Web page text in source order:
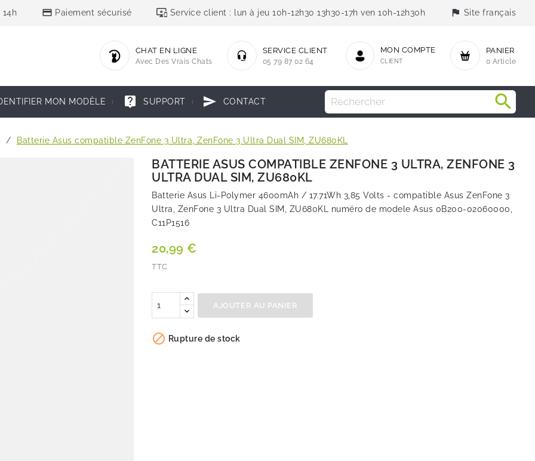
credit_card Paiement sécurisé important_devices Service client : lun à jeu 10h-12h30 13h30-17h ven 10h-12h30h flag Site français
PANIER
0 Article
MON COMPTE
CLIENT
SERVICE CLIENT
05 79 87 02 64
CHAT EN LIGNE
Avec Des Vrais Chats
MON MODÈLE live_help SUPPORT send CONTACT
Batterie Asus compatible ZenFone 3 Ultra, ZenFone 3 Ultra Dual SIM, ZU680KL
BATTERIE ASUS COMPATIBLE ZENFONE 3 ULTRA, ZENFONE 3
ULTRA DUAL SIM, ZU680KL
Batterie Asus Li-Polymer 4600mAh / 17.71Wh 3,85 Volts - compatible Asus ZenFone 3
Ultra, ZenFone 3 Ultra Dual SIM, ZU680KL numéro de modele Asus 0B200-02060000,
C11P1516
20,99 €
TTC
AJOUTER AU PANIER
 Rupture de stock